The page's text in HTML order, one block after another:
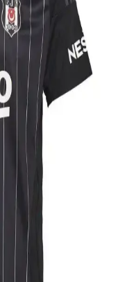
başarıları ve gururu
bağlılığını ve kulüp
parçalarıdır.
Şık ve
şıklık ve
yaşamda tutkunuzu
kullanıma uygun
ve
Yöntemleri
yükselten doğru
riskini azaltır. En
ve